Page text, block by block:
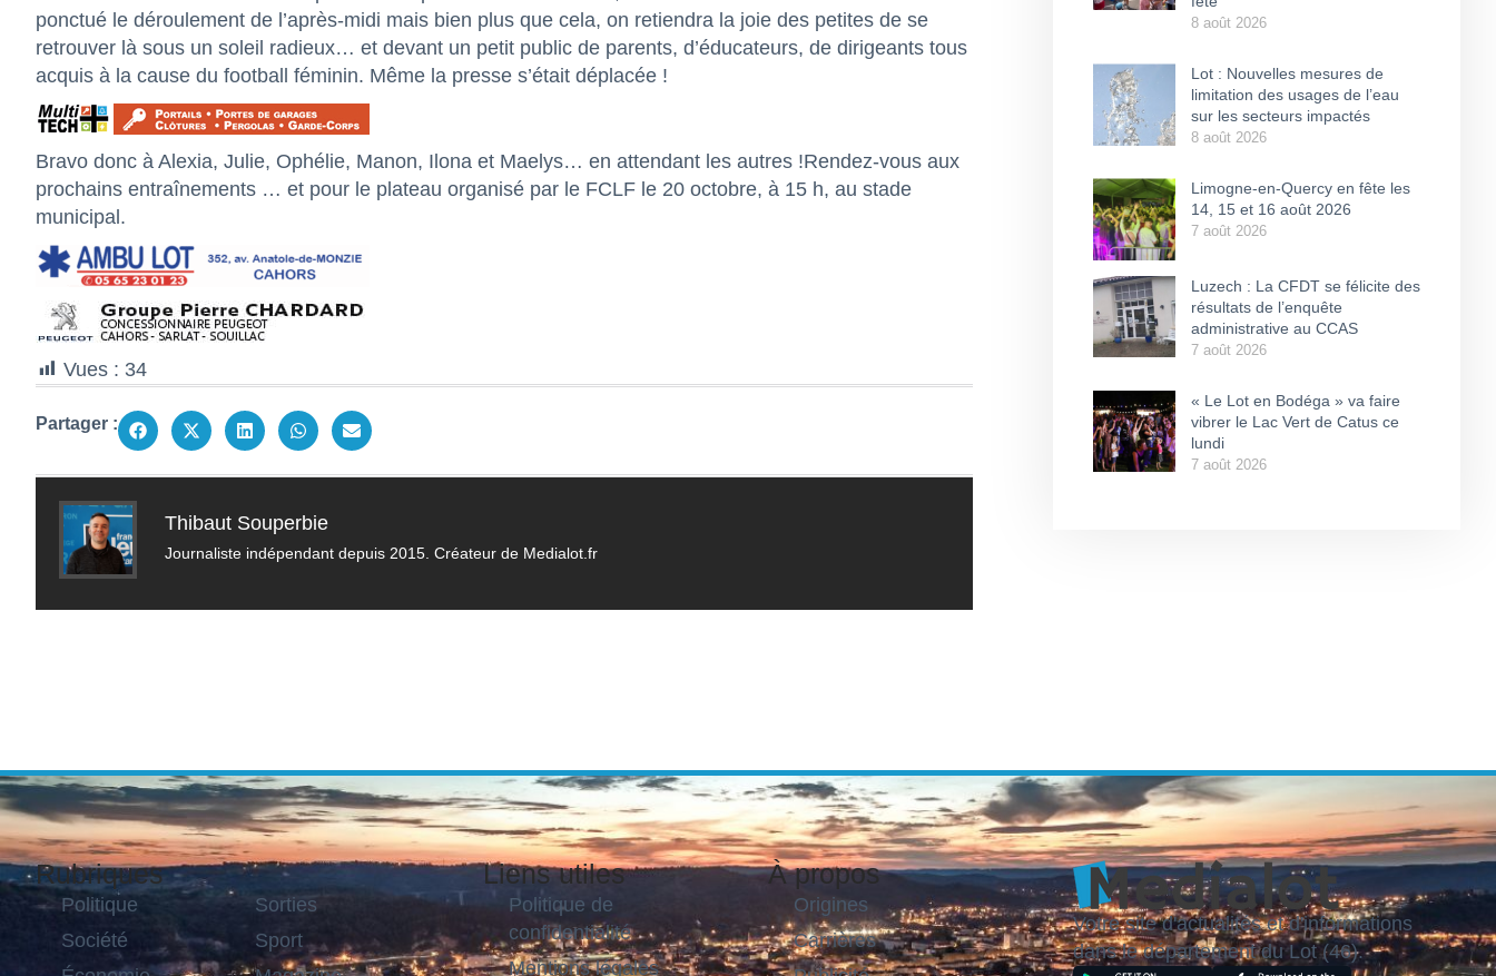
ponctué le déroulement de l’après-midi mais bien plus que cela, on retiendra la joie des petites de se
retrouver là sous un soleil radieux… et devant un petit public de parents, d’éducateurs, de dirigeants tous
acquis à la cause du football féminin. Même la presse s’était déplacée !
Bravo donc à Alexia, Julie, Ophélie, Manon, Ilona et Maelys… en attendant les autres !Rendez-vous aux
prochains entraînements … et pour le plateau organisé par le FCLF le 20 octobre, à 15 h, au stade
municipal.
Vues : 34
Partager :
Thibaut Souperbie
Journaliste indépendant depuis 2015. Créateur de Medialot.fr
8 août 2026
Lot : Nouvelles mesures de
limitation des usages de l’eau
sur les secteurs impactés
8 août 2026
Limogne-en-Quercy en fête les
14, 15 et 16 août 2026
7 août 2026
Luzech : La CFDT se félicite des
résultats de l’enquête
administrative au CCAS
7 août 2026
« Le Lot en Bodéga » va faire
vibrer le Lac Vert de Catus ce
lundi
7 août 2026
Rubriques
Politique
Société
Sorties
Sport
Liens utiles
Politique de
confidentialité
Mentions légales
À propos
Origines
Carrières
Votre site d'actualités et d'informations
dans le département du Lot (46).